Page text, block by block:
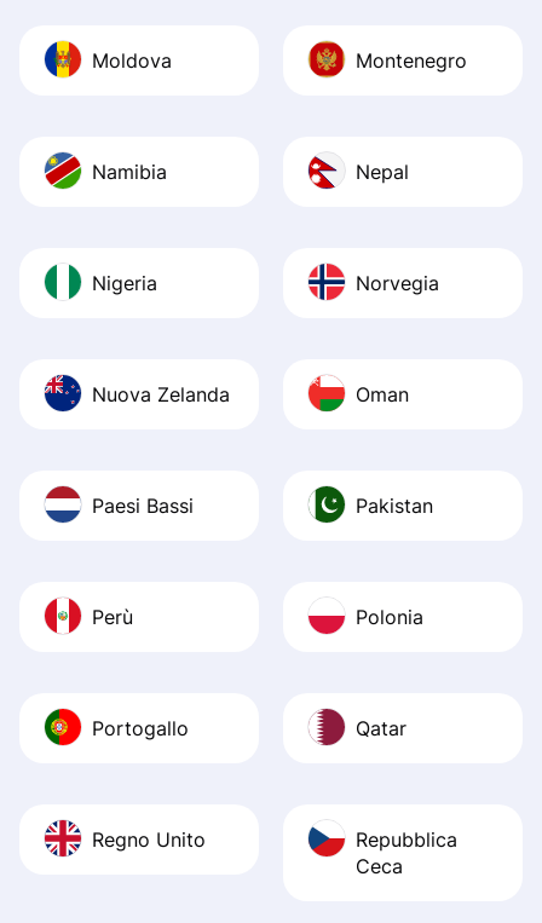
Moldova Montenegro
Namibia Nepal
Nigeria Norvegia
Nuova Zelanda Oman
Paesi Bassi Pakistan
Perù Polonia
Portogallo Qatar
Regno Unito
Repubblica
Ceca